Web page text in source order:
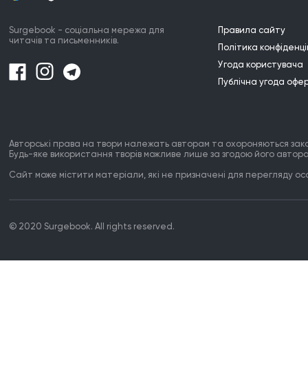
Surgebook - соціальна мережа для
читачів та письменників.
Правила сайту
Політика
Угода користувача
Публічна угода
Авторські права на твори належать авторам та охороняються
Будь-яке використання творів можливе лише за згодою його
Сайт може містити матеріали, які не призначені для перегляду
© 2020 Surgebook. All rights reserved.